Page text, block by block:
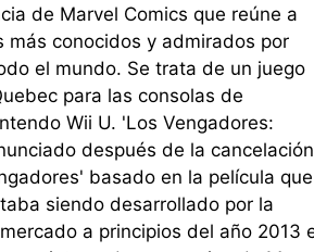
de Marvel Comics que reúne a
más conocidos y admirados por
el mundo. Se trata de un juego
para las consolas de
Wii U. 'Los Vengadores:
después de la cancelación
basado en la película que
siendo desarrollado por la
a principios del año 2013